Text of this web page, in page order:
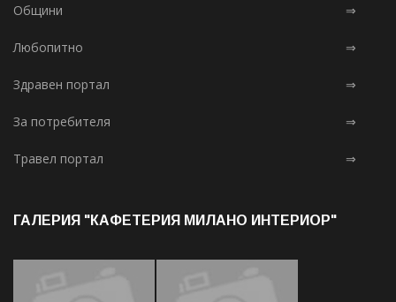
Общини ⇒
Любопитно ⇒
Здравен портал ⇒
За потребителя ⇒
Травел портал ⇒
ГАЛЕРИЯ "КАФЕТЕРИЯ МИЛАНО ИНТЕРИОР"